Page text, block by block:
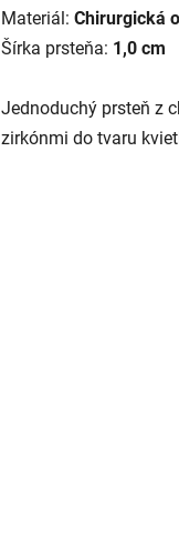
Materiál: Chirurgická
Šírka prsteňa: 1,0 cm
Jednoduchý prsteň z
zirkónmi do tvaru